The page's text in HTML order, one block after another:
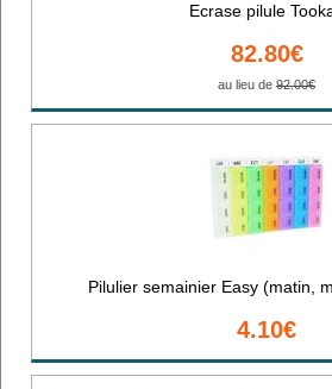
Ecrase pilule
82.80€
au lieu de 92.00€
Pilulier semainier Easy (matin,
4.10€